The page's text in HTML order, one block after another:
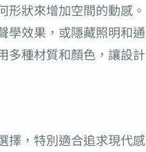
狀來增加空間的動感。
學效果，或隱藏照明和通
多種材質和顏色，讓設計
擇，特別適合追求現代感